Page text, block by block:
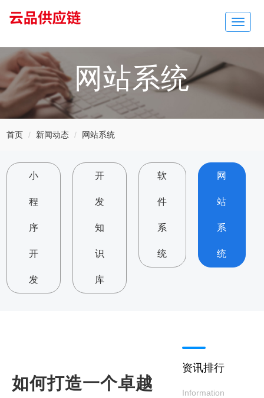
Toggle
网站系统
首页 新闻动态 网站系统
小
程
序
开
发
开
发
知
识
库
软
件
系
统
网
站
系
统
如何打造一个卓越
资讯排行
Information